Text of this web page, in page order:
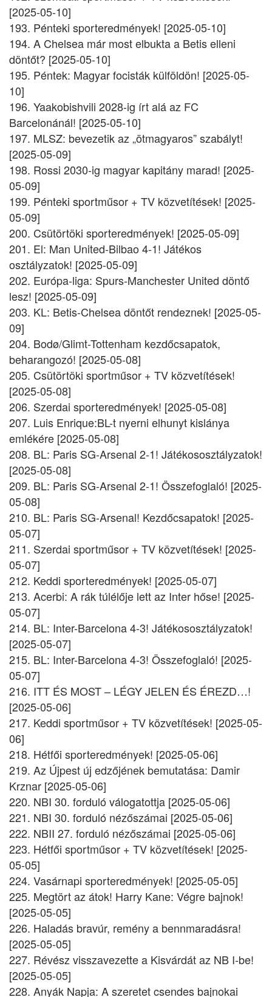
[2025-05-10]
193. Pénteki sporteredmények! [2025-05-10]
194. A Chelsea már most elbukta a Betis elleni
döntőt? [2025-05-10]
195. Péntek: Magyar focisták külföldön! [2025-05-
10]
196. Yaakobishvili 2028-ig írt alá az FC
Barcelonánál! [2025-05-10]
197. MLSZ: bevezetik az „ötmagyaros” szabályt!
[2025-05-09]
198. Rossi 2030-ig magyar kapitány marad! [2025-
05-09]
199. Pénteki sportműsor + TV közvetítések! [2025-
05-09]
200. Csütörtöki sporteredmények! [2025-05-09]
201. El: Man United-Bilbao 4-1! Játékos
osztályzatok! [2025-05-09]
202. Európa-liga: Spurs-Manchester United döntő
lesz! [2025-05-09]
203. KL: Betis-Chelsea döntőt rendeznek! [2025-05-
09]
204. Bodø/Glimt-Tottenham kezdőcsapatok,
beharangozó! [2025-05-08]
205. Csütörtöki sportműsor + TV közvetítések!
[2025-05-08]
206. Szerdai sporteredmények! [2025-05-08]
207. Luis Enrique:BL-t nyerni elhunyt kislánya
emlékére [2025-05-08]
208. BL: Paris SG-Arsenal 2-1! Játékososztályzatok!
[2025-05-08]
209. BL: Paris SG-Arsenal 2-1! Összefoglaló! [2025-
05-08]
210. BL: Paris SG-Arsenal! Kezdőcsapatok! [2025-
05-07]
211. Szerdai sportműsor + TV közvetítések! [2025-
05-07]
212. Keddi sporteredmények! [2025-05-07]
213. Acerbi: A rák túlélője lett az Inter hőse! [2025-
05-07]
214. BL: Inter-Barcelona 4-3! Játékososztályzatok!
[2025-05-07]
215. BL: Inter-Barcelona 4-3! Összefoglaló! [2025-
05-07]
216. ITT ÉS MOST – LÉGY JELEN ÉS ÉREZD…!
[2025-05-06]
217. Keddi sportműsor + TV közvetítések! [2025-05-
06]
218. Hétfői sporteredmények! [2025-05-06]
219. Az Újpest új edzőjének bemutatása: Damir
Krznar [2025-05-06]
220. NBI 30. forduló válogatottja [2025-05-06]
221. NBI 30. forduló nézőszámai [2025-05-06]
222. NBII 27. forduló nézőszámai [2025-05-06]
223. Hétfői sportműsor + TV közvetítések! [2025-
05-05]
224. Vasárnapi sporteredmények! [2025-05-05]
225. Megtört az átok! Harry Kane: Végre bajnok!
[2025-05-05]
226. Haladás bravúr, remény a bennmaradásra!
[2025-05-05]
227. Révész visszavezette a Kisvárdát az NB I-be!
[2025-05-05]
228. Anyák Napja: A szeretet csendes bajnokai